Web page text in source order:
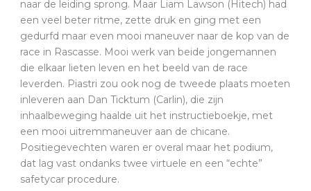
naar de leiding sprong. Maar Liam Lawson (Hitech) had
een veel beter ritme, zette druk en ging met een
gedurfd maar even mooi maneuver naar de kop van de
race in Rascasse. Mooi werk van beide jongemannen
die elkaar lieten leven en het beeld van de race
leverden. Piastri zou ook nog de tweede plaats moeten
inleveren aan Dan Ticktum (Carlin), die zijn
inhaalbeweging haalde uit het instructieboekje, met
een mooi uitremmaneuver aan de chicane.
Positiegevechten waren er overal maar het podium,
dat lag vast ondanks twee virtuele en een “echte”
safetycar procedure.